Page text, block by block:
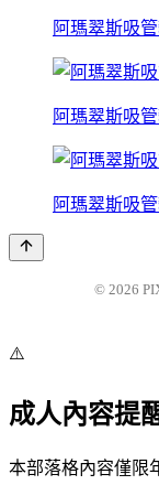
阿瑪翠斯吸
阿瑪翠斯吸
阿瑪翠斯吸
© 2026
⚠️
成人內容提
本部落格內容僅限